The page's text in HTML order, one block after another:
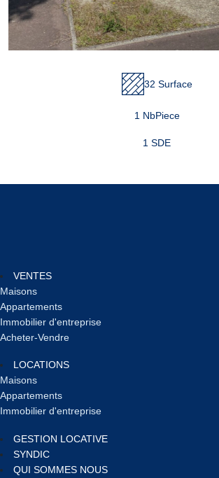
32 Surface
1 NbPiece
1 SDE
VENTES
Maisons
Appartements
Immobilier d'entreprise
Acheter-Vendre
LOCATIONS
Maisons
Appartements
Immobilier d'entreprise
GESTION LOCATIVE
SYNDIC
QUI SOMMES NOUS